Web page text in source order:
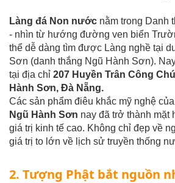
Làng đá Non nước nằm trong Danh
- nhìn từ hướng đường ven biển
thể dễ dàng tìm được Làng nghề tại
Sơn (danh thắng Ngũ Hành Sơn).
tại địa chỉ 207 Huyền Trân Công
Hành Sơn, Đà Nẵng.
Các sản phẩm điêu khắc mỹ nghệ của
Ngũ Hành Sơn nay đã trở thành mặt
giá trị kinh tế cao. Không chỉ đẹp về
giá trị to lớn về lịch sử truyền thống
2. Tượng Phật bắt nguồn